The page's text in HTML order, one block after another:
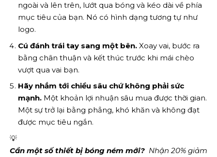
ngoài và lên trên, lướt qua bóng và kéo dài về phía
mục tiêu của bạn. Nó có hình dạng tương tự như
logo.
Cú đánh trái tay sang một bên. Xoay vai, bước ra
bằng chân thuận và kết thúc trước khi mái chèo
vượt qua vai bạn.
Hãy nhắm tới chiều sâu chứ không phải sức
mạnh. Một khoản lợi nhuận sâu mua được thời gian.
Một sự trở lại bằng phẳng, khó khăn và không đạt
được mục tiêu ngắn.
💡
Cần một số thiết bị bóng ném mới?
  Nhận 20% giảm